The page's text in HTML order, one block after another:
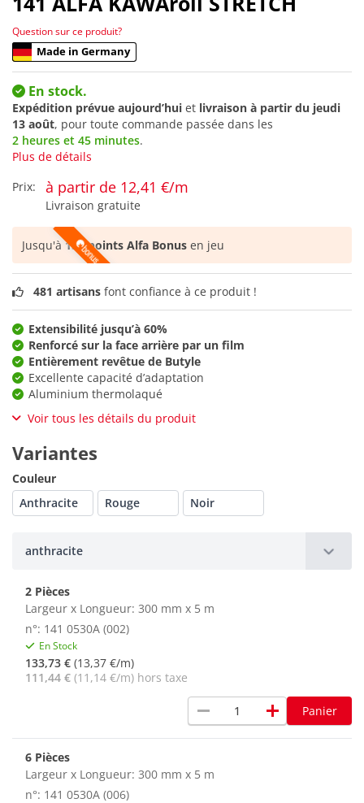
Question sur ce produit?
Made in Germany
En stock.
Expédition prévue aujourd’hui et livraison à partir du jeudi
13 août, pour toute commande passée dans les
2 heures et 45 minutes.
Plus de détails
Prix:
à partir de 12,41 €/m
Livraison gratuite
Jusqu'à158 points Alfa Bonus en jeu
481 artisans font confiance à ce produit !
Extensibilité jusqu’à 60%
Renforcé sur la face arrière par un film
Entièrement revêtue de Butyle
Excellente capacité d’adaptation
Aluminium thermolaqué
Voir tous les détails du produit
Variantes
Couleur
Anthracite
Rouge Noir
anthracite
2 Pièces
Largeur x Longueur: 300 mm x 5 m
n°: 141 0530A (002)
En Stock
133,73 € (13,37 €/m)
111,44 € (11,14 €/m) hors taxe
remove add Panier
6 Pièces
Largeur x Longueur: 300 mm x 5 m
n°: 141 0530A (006)